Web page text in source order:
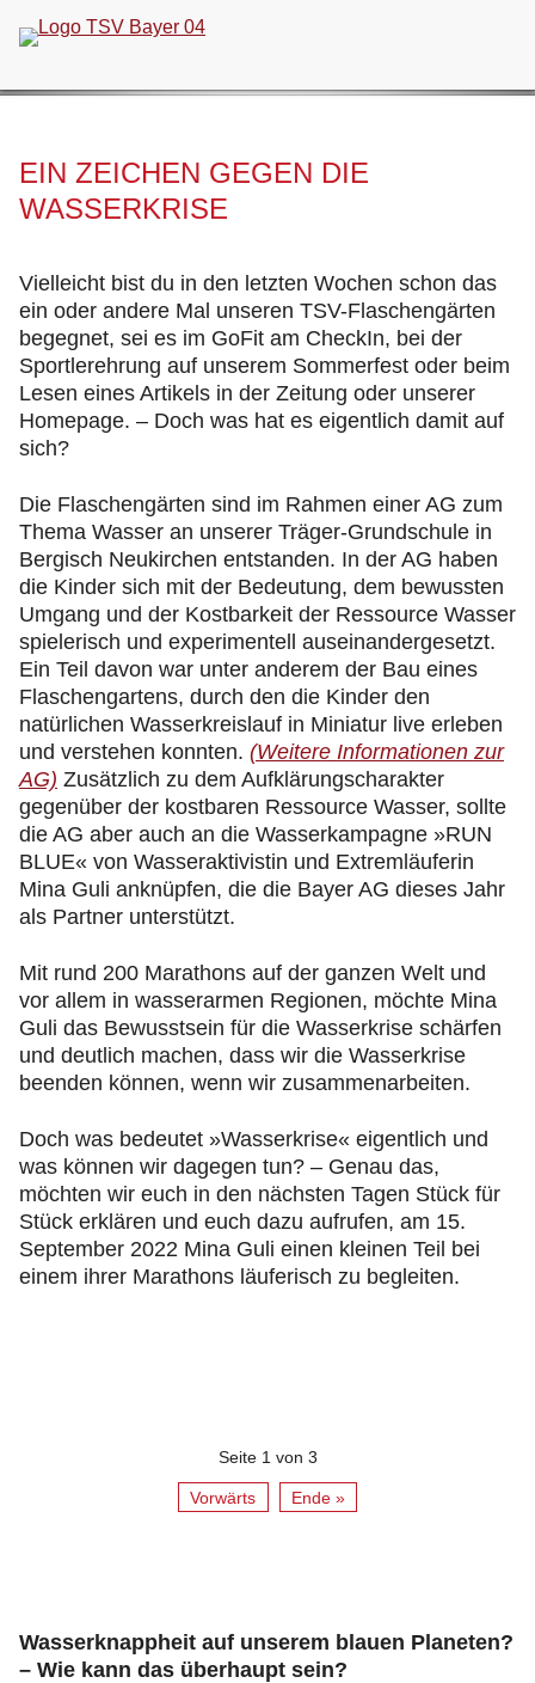
überspringen
EIN ZEICHEN GEGEN DIE
WASSERKRISE
Vielleicht bist du in den letzten Wochen schon das
ein oder andere Mal unseren TSV-Flaschengärten
begegnet, sei es im GoFit am CheckIn, bei der
Sportlerehrung auf unserem Sommerfest oder beim
Lesen eines Artikels in der Zeitung oder unserer
Homepage. – Doch was hat es eigentlich damit auf
sich?
Die Flaschengärten sind im Rahmen einer AG zum
Thema Wasser an unserer Träger-Grundschule in
Bergisch Neukirchen entstanden. In der AG haben
die Kinder sich mit der Bedeutung, dem bewussten
Umgang und der Kostbarkeit der Ressource Wasser
spielerisch und experimentell auseinandergesetzt.
Ein Teil davon war unter anderem der Bau eines
Flaschengartens, durch den die Kinder den
natürlichen Wasserkreislauf in Miniatur live erleben
und verstehen konnten. (Weitere Informationen zur
AG) Zusätzlich zu dem Aufklärungscharakter
gegenüber der kostbaren Ressource Wasser, sollte
die AG aber auch an die Wasserkampagne »RUN
BLUE« von Wasseraktivistin und Extremläuferin
Mina Guli anknüpfen, die die Bayer AG dieses Jahr
als Partner unterstützt.
Mit rund 200 Marathons auf der ganzen Welt und
vor allem in wasserarmen Regionen, möchte Mina
Guli das Bewusstsein für die Wasserkrise schärfen
und deutlich machen, dass wir die Wasserkrise
beenden können, wenn wir zusammenarbeiten.
Doch was bedeutet »Wasserkrise« eigentlich und
was können wir dagegen tun? – Genau das,
möchten wir euch in den nächsten Tagen Stück für
Stück erklären und euch dazu aufrufen, am 15.
September 2022 Mina Guli einen kleinen Teil bei
einem ihrer Marathons läuferisch zu begleiten.
Seite 1 von 3
Vorwärts Ende »
Wasserknappheit auf unserem blauen Planeten?
– Wie kann das überhaupt sein?